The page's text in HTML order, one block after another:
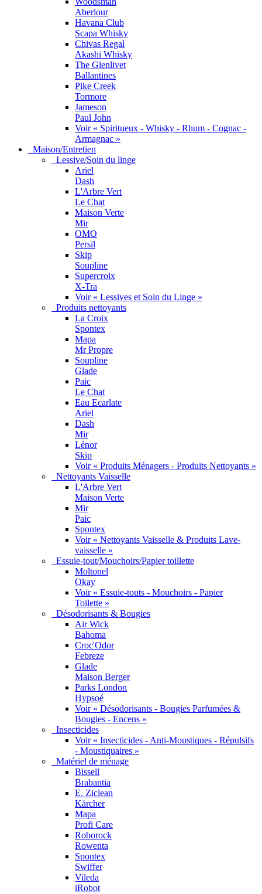
Aberlour
Havana Club
Scapa Whisky
Chivas Regal
Akashi Whisky
The Glenlivet
Ballantines
Pike Creek
Tormore
Jameson
Paul John
Voir « Spiritueux - Whisky - Rhum - Cognac -
Armagnac »
Maison/Entretien
Lessive/Soin du linge
Ariel
Dash
L'Arbre Vert
Le Chat
Maison Verte
Mir
OMO
Persil
Skip
Soupline
Supercroix
X-Tra
Voir « Lessives et Soin du Linge »
Produits nettoyants
La Croix
Spontex
Mapa
Mr Propre
Soupline
Glade
Paic
Le Chat
Eau Ecarlate
Ariel
Dash
Mir
Lénor
Skip
Voir « Produits Ménagers - Produits Nettoyants »
Nettoyants Vaisselle
L'Arbre Vert
Maison Verte
Mir
Paic
Spontex
Voir « Nettoyants Vaisselle & Produits Lave-
vaisselle »
Essuie-tout/Mouchoirs/Papier toillette
Moltonel
Okay
Voir « Essuie-touts - Mouchoirs - Papier
Toilette »
Désodorisants & Bougies
Air Wick
Bahoma
Croc'Odor
Febreze
Glade
Maison Berger
Parks London
Hypsoé
Voir « Désodorisants - Bougies Parfumées &
Bougies - Encens »
Insecticides
Voir « Insecticides - Anti-Moustiques - Répulsifs
- Moustiquaires »
Matériel de ménage
Bissell
Brabantia
E. Ziclean
Kärcher
Mapa
Profi Care
Roborock
Rowenta
Spontex
Swiffer
Vileda
iRobot